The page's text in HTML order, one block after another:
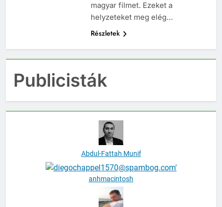
magyar filmet. Ezeket a
helyzeteket meg elég…
Részletek
Publicisták
Abdul-Fattah Munif
anhmacintosh